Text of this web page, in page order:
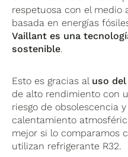
respetuosa con el medio
basada en energías
Vaillant es una
sostenible.
Esto es gracias al uso
de alto rendimiento con
riesgo de obsolescencia
calentamiento
mejor si lo comparamos
utilizan refrigerante R32.